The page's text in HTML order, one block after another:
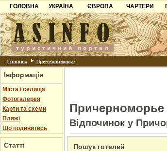
ГОЛОВНА
УКРАЇНА
Карпати
Азов
Причорноморря
Шацьк
ЄВРОПА
Чорногорія
Хорватія
Болгарія
ЧАРТЕРИ
Головна Причерноморье
Інформація
Міста і селища
Фотогалерея
Карти та схеми
Пляжі
Що подивитись
Статті
Причерноморье
Відпочинок у
Пошук готелей